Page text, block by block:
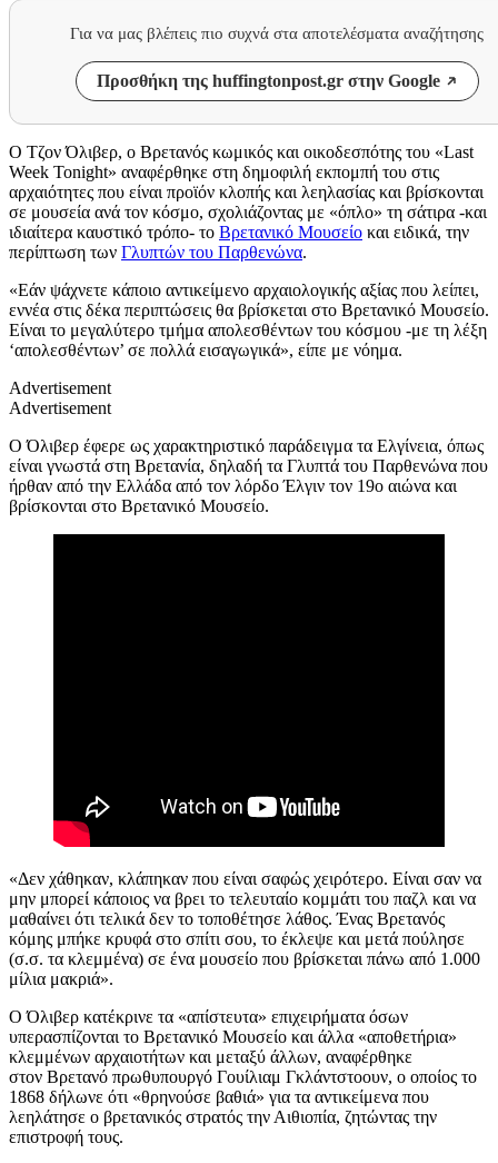
Για να μας βλέπεις πιο συχνά στα αποτελέσματα αναζήτησης
Προσθήκη της huffingtonpost.gr στην Google
Ο Τζον Όλιβερ, ο Βρετανός κωμικός και οικοδεσπότης του «Last
Week Tonight» αναφέρθηκε στη δημοφιλή εκπομπή του στις
αρχαιότητες που είναι προϊόν κλοπής και λεηλασίας και βρίσκονται
σε μουσεία ανά τον κόσμο, σχολιάζοντας με «όπλο» τη σάτιρα -και
ιδιαίτερα καυστικό τρόπο- το Βρετανικό Μουσείο και ειδικά, την
περίπτωση των Γλυπτών του Παρθενώνα.
«Εάν ψάχνετε κάποιο αντικείμενο αρχαιολογικής αξίας που λείπει,
εννέα στις δέκα περιπτώσεις θα βρίσκεται στο Βρετανικό Μουσείο.
Είναι το μεγαλύτερο τμήμα απολεσθέντων του κόσμου -με τη λέξη
‘απολεσθέντων’ σε πολλά εισαγωγικά», είπε με νόημα.
Advertisement
Advertisement
Ο Όλιβερ έφερε ως χαρακτηριστικό παράδειγμα τα Ελγίνεια, όπως
είναι γνωστά στη Βρετανία, δηλαδή τα Γλυπτά του Παρθενώνα που
ήρθαν από την Ελλάδα από τον λόρδο Έλγιν τον 19ο αιώνα και
βρίσκονται στο Βρετανικό Μουσείο.
«Δεν χάθηκαν, κλάπηκαν που είναι σαφώς χειρότερο. Είναι σαν να
μην μπορεί κάποιος να βρει το τελευταίο κομμάτι του παζλ και να
μαθαίνει ότι τελικά δεν το τοποθέτησε λάθος. Ένας Βρετανός
κόμης μπήκε κρυφά στο σπίτι σου, το έκλεψε και μετά πούλησε
(σ.σ. τα κλεμμένα) σε ένα μουσείο που βρίσκεται πάνω από 1.000
μίλια μακριά».
Ο Όλιβερ κατέκρινε τα «απίστευτα» επιχειρήματα όσων
υπερασπίζονται το Βρετανικό Μουσείο και άλλα «αποθετήρια»
κλεμμένων αρχαιοτήτων και μεταξύ άλλων, αναφέρθηκε
στον Βρετανό πρωθυπουργό Γουίλιαμ Γκλάντστοουν, ο οποίος το
1868 δήλωνε ότι «θρηνούσε βαθιά» για τα αντικείμενα που
λεηλάτησε ο βρετανικός στρατός την Αιθιοπία, ζητώντας την
επιστροφή τους.